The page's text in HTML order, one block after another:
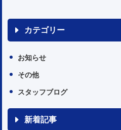
カテゴリー
お知らせ
その他
スタッフブログ
新着記事